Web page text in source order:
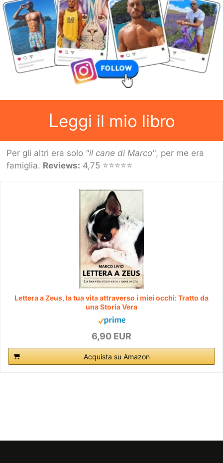
Leggi il mio libro
Per gli altri era solo "il cane di Marco", per me era
famiglia. Reviews: 4,75 ⭐⭐⭐⭐⭐
Lettera a Zeus, la tua vita attraverso i miei occhi: Tratto da
una Storia Vera
6,90 EUR
Acquista su Amazon